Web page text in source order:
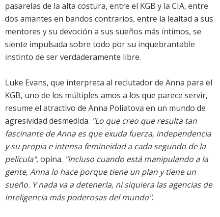
pasarelas de la alta costura, entre el KGB y la CIA, entre
dos amantes en bandos contrarios, entre la lealtad a sus
mentores y su devoción a sus sueños más íntimos, se
siente impulsada sobre todo por su inquebrantable
instinto de ser verdaderamente libre.
Luke Evans, que interpreta al reclutador de Anna para el
KGB, uno de los múltiples amos a los que parece servir,
resume el atractivo de Anna Poliatova en un mundo de
agresividad desmedida. "Lo que creo que resulta tan
fascinante de Anna es que exuda fuerza, independencia
y su propia e intensa femineidad a cada segundo de la
película", opina. "Incluso cuando está manipulando a la
gente, Anna lo hace porque tiene un plan y tiene un
sueño. Y nada va a detenerla, ni siquiera las agencias de
inteligencia más poderosas del mundo".